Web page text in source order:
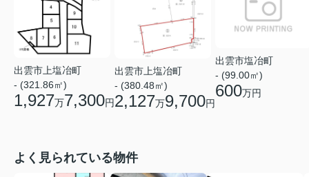
出雲市上塩冶町
- (321.86㎡)
1,927万7,300円
出雲市上塩冶町
- (380.48㎡)
2,127万9,700円
出雲市塩冶町
- (99.00㎡)
600万円
よく見られている物件